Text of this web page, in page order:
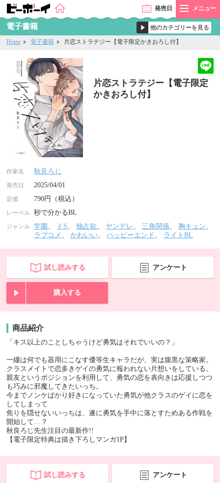
発売日 メニュー
電子書籍
Home 電子書籍 片恋ストラテジー【電子限定かきおろし付】
片恋ストラテジー【電子限定
かきおろし付】
作家名 秋良ろじ
発売日 2025/04/01
定価 790円（税込）
レーベル 秒で分かるBL
ジャンル 学園 、 ドS、独占欲、 ヤンデレ 、三角関係、 胸キュン、
ラブコメ 、かわいい、ハッピーエンド 、 ライトBL
試し読みする アンケート
購入する
商品紹介
「キス以上のことしちゃうけど勇気はそれでいいの？」
一縷は何でも器用にこなす優等生キャラだが、実は腹黒な策略家。
クラスメイトで恋多きゲイの勇気に報われない片想いをしている。
親友というポジションを利用して、勇気の恋を表向きは応援しつつ
も巧みに邪魔してきたいっち。
今までノンケばかり好きになっていた勇気が他クラスのゲイに恋を
してしまって
焦りを隠せないいっちは、遂に勇気を手中に落とすためある作戦を
開始して…？
秋良ろじ先生注目の最新作!!
【電子限定特典は描き下ろしマンガ1P】
試し読みする アンケート